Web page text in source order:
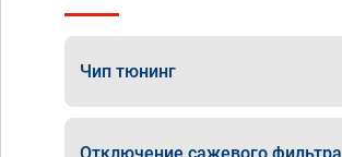
Чип тюнинг
Отключение сажевого фильтра